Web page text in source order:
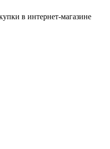
в интернет-магазине